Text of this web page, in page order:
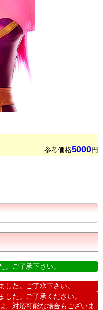
参考価格5000円
。ご了承下さい。
した。ご了承下さい。
した。ご了承ください。
、対応可能な場合もございま